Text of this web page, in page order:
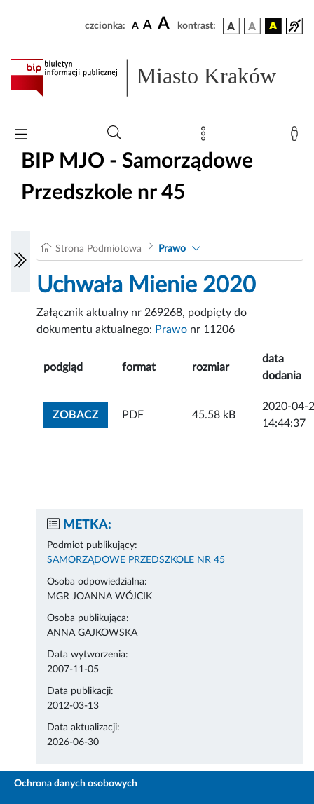
czcionka: A A A kontrast:
Miasto Kraków
BIP MJO - Samorządowe
Przedszkole nr 45
Strona Podmiotowa Prawo
Uchwała Mienie 2020
Załącznik aktualny nr 269268, podpięty do
dokumentu aktualnego: Prawo nr 11206
podgląd format rozmiar
data
dodania
ZOBACZZOBACZ ZAŁĄCZNIK
PDF 45.58 kB
2020-04-
14:44:37
METKA:
Podmiot publikujący:
SAMORZĄDOWE PRZEDSZKOLE NR 45
Osoba odpowiedzialna:
MGR JOANNA WÓJCIK
Osoba publikująca:
ANNA GAJKOWSKA
Data wytworzenia:
2007-11-05
Data publikacji:
2012-03-13
Data aktualizacji:
2026-06-30
Ochrona danych osobowych